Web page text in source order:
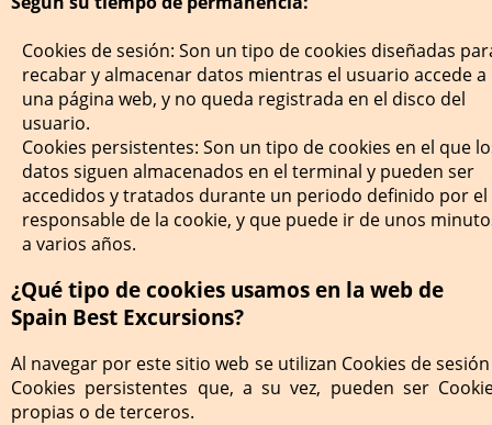
Cookies de sesión: Son un tipo de cookies diseñadas
recabar y almacenar datos mientras el usuario accede a
una página web, y no queda registrada en el disco del
usuario.
Cookies persistentes: Son un tipo de cookies en el que
datos siguen almacenados en el terminal y pueden ser
accedidos y tratados durante un periodo definido por el
responsable de la cookie, y que puede ir de unos
a varios años.
¿Qué tipo de cookies usamos en la web de
Spain Best Excursions?
Al navegar por este sitio web se utilizan Cookies de
Cookies persistentes que, a su vez, pueden ser
propias o de terceros.